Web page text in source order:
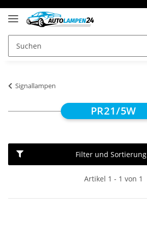
Signallampen
PR21/5W
Filter und Sortierung
Artikel 1 - 1 von 1